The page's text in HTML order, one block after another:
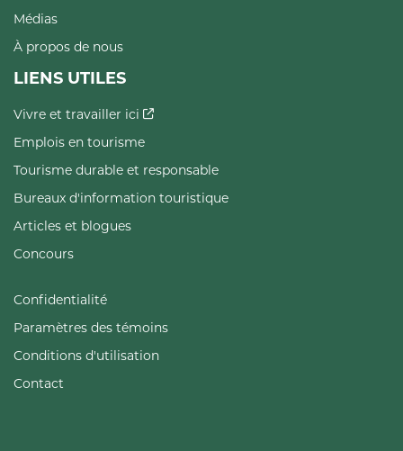
Médias
À propos de nous
LIENS UTILES
Vivre et travailler ici
Emplois en tourisme
Tourisme durable et responsable
Bureaux d'information touristique
Articles et blogues
Concours
Confidentialité
Paramètres des témoins
Conditions d'utilisation
Contact